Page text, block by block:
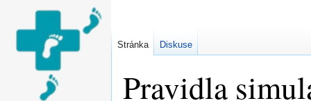
Pravidla
Stránka Diskuse